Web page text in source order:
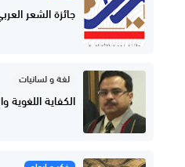
جائزة الشعر
لغة و لسانيات
الكفاية اللغوية